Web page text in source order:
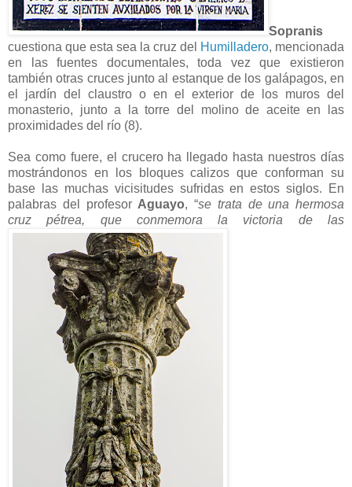
Sopranis
cuestiona que esta sea la cruz del Humilladero, mencionada
en las fuentes documentales, toda vez que existieron
también otras cruces junto al estanque de los galápagos, en
el jardín del claustro o en el exterior de los muros del
monasterio, junto a la torre del molino de aceite en las
proximidades del río (8).
Sea como fuere, el crucero ha llegado hasta nuestros días
mostrándonos en los bloques calizos que conforman su
base las muchas vicisitudes sufridas en estos siglos. En
palabras del profesor Aguayo, “se trata de una hermosa
cruz pétrea, que conmemora la victoria de las